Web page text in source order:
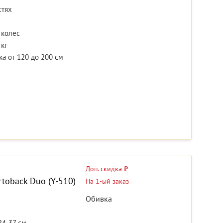
от 120 до 200 см
Duo (Y-510)
Доп. скидка ₽
На 1-ый заказ
Обивка